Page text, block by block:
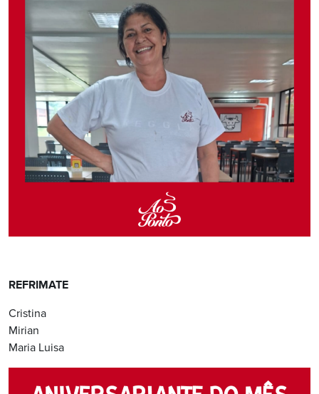
REFRIMATE
Cristina
Mirian
Maria Luisa